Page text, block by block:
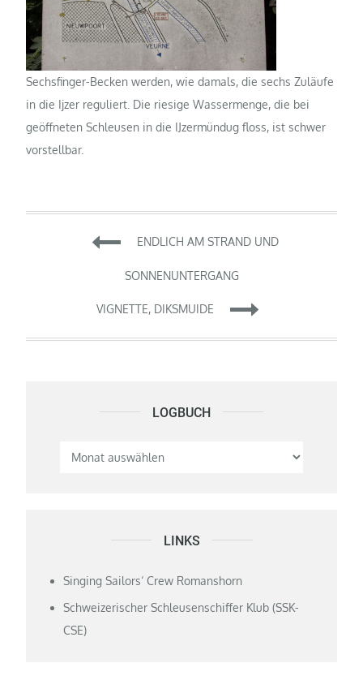
Sechsfinger-Becken werden, wie damals, die sechs Zuläufe
in die Ijzer reguliert. Die riesige Wassermenge, die bei
geöffneten Schleusen in die IJzermündug floss, ist schwer
vorstellbar.
Beitragsnavigation
ENDLICH AM STRAND UND
SONNENUNTERGANG
VIGNETTE, DIKSMUIDE
LOGBUCH Logbuch
LINKS
Singing Sailors‘ Crew Romanshorn
Schweizerischer Schleusenschiffer Klub (SSK-
CSE)